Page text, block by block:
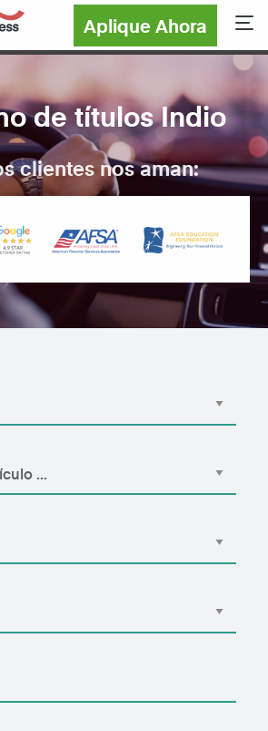
Aplique Ahora
de títulos Indio
clientes nos aman: